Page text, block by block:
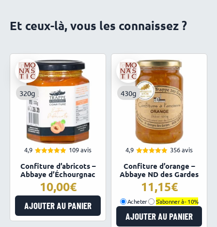
Et ceux-là, vous les connaissez ?
320g
4,9
sur 5
109 avis
Confiture d’abricots –
Abbaye d’Échourgnac
10,00
AJOUTER AU PANIER
430g
4,9
sur 5
356 avis
Confiture d’orange –
Abbaye ND des Gardes
11,15
Acheter S'abonner à -10%
AJOUTER AU PANIER